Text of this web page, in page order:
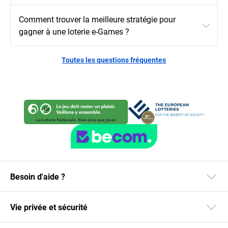
Comment trouver la meilleure stratégie pour
gagner à une loterie e-Games ?
Toutes les questions fréquentes
Besoin d'aide ?
Vie privée et sécurité